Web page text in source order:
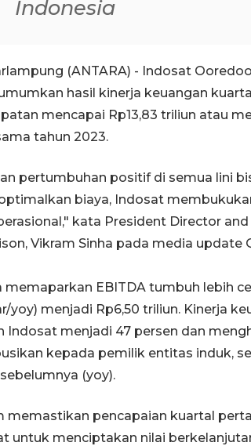
Indonesia
(ANTARA) - Indosat
hasil kinerja keuangan
mencapai Rp13,83 triliun atau
tahun 2023.
pertumbuhan positif di semua lini
biaya, Indosat
kata President Director
Vikram Sinha pada media update
memaparkan EBITDA tumbuh lebih
yoy) menjadi Rp6,50 triliun. Kinerja
Indosat menjadi 47 persen dan
kepada pemilik entitas induk,
(yoy).
memastikan pencapaian kuartal
untuk menciptakan nilai